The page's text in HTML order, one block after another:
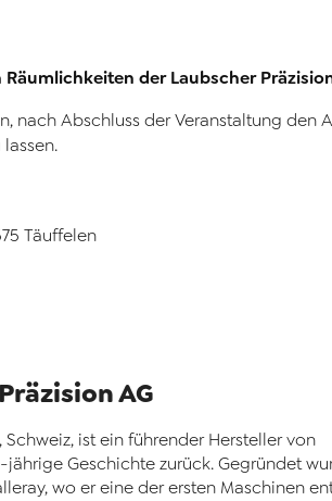
der Laubscher
nach Abschluss der Veranstaltung
Täuffelen
AG
ist ein führender Hersteller von
Geschichte zurück. Gegründet
wo er eine der ersten Maschinen